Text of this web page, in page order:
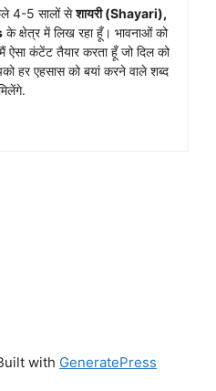
4-5 सालों सेशायरी (Shayari),
के क्षेत्र में लिख रहा हूँ। भावनाओं को
ऐसा कंटेंट तैयार करता हूँ जो दिल को
हर एहसास को बयां करने वाले शब्द
with GeneratePress